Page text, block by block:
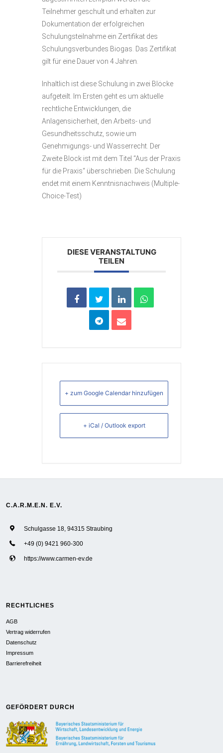
Teilnehmer geschult und erhalten zur
Dokumentation der erfolgreichen
Schulungsteilnahme ein Zertifikat des
Schulungsverbundes Biogas. Das Zertifikat
gilt für eine Dauer von 4 Jahren.
Inhaltlich ist diese Schulung in zwei Blöcke
aufgeteilt. Im Ersten geht es um aktuelle
rechtliche Entwicklungen, die
Anlagensicherheit, den Arbeits- und
Gesundheitsschutz, sowie um
Genehmigungs- und Wasserrecht. Der
Zweite Block ist mit dem Titel “Aus der Praxis
für die Praxis“ überschrieben. Die Schulung
endet mit einem Kenntnisnachweis (Multiple-
Choice-Test)
DIESE VERANSTALTUNG
TEILEN
+ zum Google Calendar hinzufügen
+ iCal / Outlook export
C.A.R.M.E.N. E.V.
Schulgasse 18, 94315 Straubing
+49 (0) 9421 960-300
https://www.carmen-ev.de
RECHTLICHES
AGB
Vertrag widerrufen
Datenschutz
Impressum
Barrierefreiheit
GEFÖRDERT DURCH